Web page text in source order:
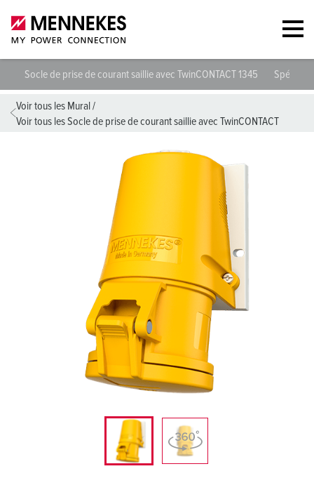
Socle de prise de courant saillie avec TwinCONTACT 1345
Voir tous les Mural /
Voir tous les Socle de prise de courant saillie avec TwinCONTACT